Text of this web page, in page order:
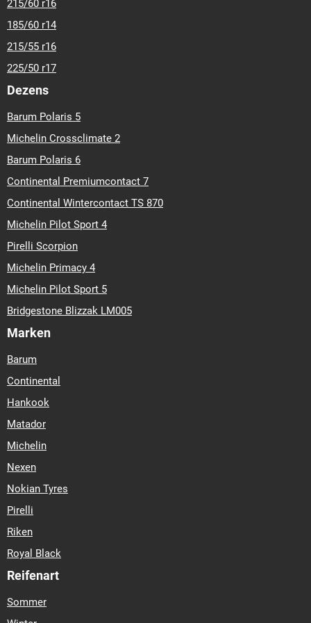
215/60 r16
185/60 r14
215/55 r16
225/50 r17
Dezens
Barum Polaris 5
Michelin Crossclimate 2
Barum Polaris 6
Continental Premiumcontact 7
Continental Wintercontact TS 870
Michelin Pilot Sport 4
Pirelli Scorpion
Michelin Primacy 4
Michelin Pilot Sport 5
Bridgestone Blizzak LM005
Marken
Barum
Continental
Hankook
Matador
Michelin
Nexen
Nokian Tyres
Pirelli
Riken
Royal Black
Reifenart
Sommer